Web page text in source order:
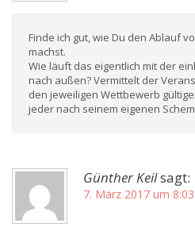
Finde ich gut, wie Du den Ablauf
machst.
Wie läuft das eigentlich mit der
nach außen? Vermittelt der
den jeweiligen Wettbewerb
jeder nach seinem eigenen
Günther Keilsagt:
7. März 2017 um